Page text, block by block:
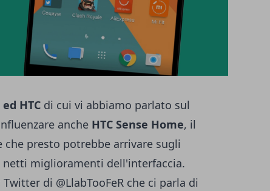
HTC di cui vi abbiamo parlato sul
anche HTC Sense Home, il
presto potrebbe arrivare sugli
netti miglioramenti dell'interfaccia.
di @LlabTooFeR che ci parla di